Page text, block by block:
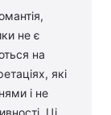
не є
на
які
і не
Ці